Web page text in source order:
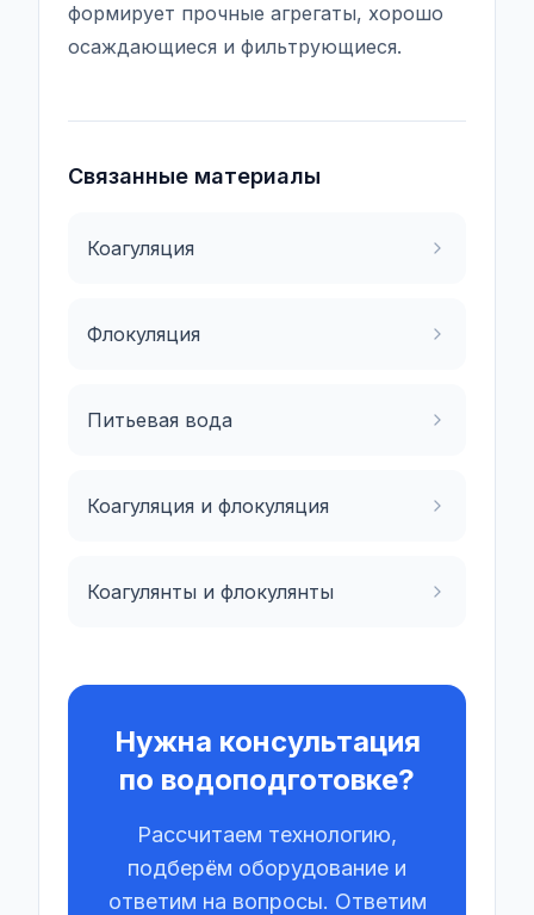
формирует прочные агрегаты, хорошо
осаждающиеся и фильтрующиеся.
Связанные материалы
Коагуляция
Флокуляция
Питьевая вода
Коагуляция и флокуляция
Коагулянты и флокулянты
Нужна консультация
по водоподготовке?
Рассчитаем технологию,
подберём оборудование и
ответим на вопросы. Ответим